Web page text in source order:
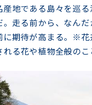
産地である島々を巡
。走る前から、なん
期待が高まる。 ※花
れる花や植物全般のこ